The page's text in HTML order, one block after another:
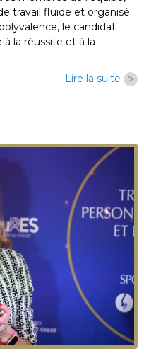
travail fluide et organisé.
le candidat
la réussite et à la
Lire la suite >